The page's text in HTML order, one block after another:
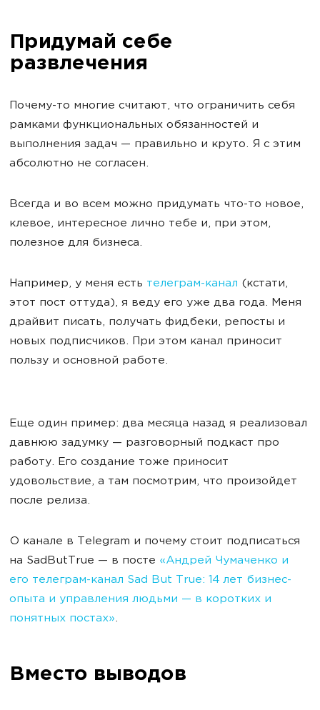
Придумай себе
развлечения
Почему-то многие считают, что ограничить себя
рамками функциональных обязанностей и
выполнения задач — правильно и круто. Я с этим
абсолютно не согласен.
Всегда и во всем можно придумать что-то новое,
клевое, интересное лично тебе и, при этом,
полезное для бизнеса.
Например, у меня есть телеграм-канал (кстати,
этот пост оттуда), я веду его уже два года. Меня
драйвит писать, получать фидбеки, репосты и
новых подписчиков. При этом канал приносит
пользу и основной работе.
Еще один пример: два месяца назад я реализовал
давнюю задумку — разговорный подкаст про
работу. Его создание тоже приносит
удовольствие, а там посмотрим, что произойдет
после релиза.
О канале в Telegram и почему стоит подписаться
на SadButTrue — в посте «Андрей Чумаченко и
его телеграм-канал Sad But True: 14 лет бизнес-
опыта и управления людьми — в коротких и
понятных постах».
Вместо выводов